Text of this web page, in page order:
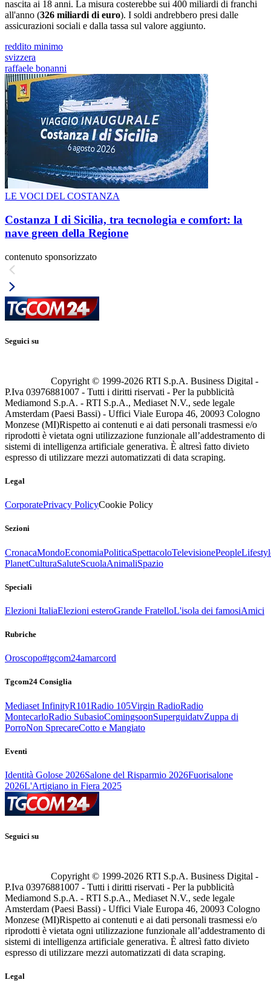
nascita ai 18 anni. La misura costerebbe sui 400 miliardi di franchi
all'anno (326 miliardi di euro). I soldi andrebbero presi dalle
assicurazioni sociali e dalla tassa sul valore aggiunto.
reddito minimo
svizzera
raffaele bonanni
LE VOCI DEL COSTANZA
Costanza I di Sicilia, tra tecnologia e comfort: la
nave green della Regione
contenuto sponsorizzato
Seguici su
Copyright © 1999-2026 RTI S.p.A. Business Digital -
P.Iva 03976881007 - Tutti i diritti riservati - Per la pubblicità
Mediamond S.p.A. - RTI S.p.A., Mediaset N.V., sede legale
Amsterdam (Paesi Bassi) - Uffici Viale Europa 46, 20093 Cologno
Monzese (MI)Rispetto ai contenuti e ai dati personali trasmessi e/o
riprodotti è vietata ogni utilizzazione funzionale all’addestramento di
sistemi di intelligenza artificiale generativa. È altresì fatto divieto
espresso di utilizzare mezzi automatizzati di data scraping.
Legal
CorporatePrivacy PolicyCookie Policy
Sezioni
CronacaMondoEconomiaPoliticaSpettacoloTelevisionePeople
PlanetCulturaSaluteScuolaAnimaliSpazio
Speciali
Elezioni ItaliaElezioni esteroGrande FratelloL'isola dei famosiAmici
Rubriche
Oroscopo#tgcom24amarcord
Tgcom24 Consiglia
Mediaset InfinityR101Radio 105Virgin RadioRadio
MontecarloRadio SubasioComingsoonSuperguidatvZuppa di
PorroNon SprecareCotto e Mangiato
Eventi
Identità Golose 2026Salone del Risparmio 2026Fuorisalone
2026L'Artigiano in Fiera 2025
Seguici su
Copyright © 1999-2026 RTI S.p.A. Business Digital -
P.Iva 03976881007 - Tutti i diritti riservati - Per la pubblicità
Mediamond S.p.A. - RTI S.p.A., Mediaset N.V., sede legale
Amsterdam (Paesi Bassi) - Uffici Viale Europa 46, 20093 Cologno
Monzese (MI)Rispetto ai contenuti e ai dati personali trasmessi e/o
riprodotti è vietata ogni utilizzazione funzionale all’addestramento di
sistemi di intelligenza artificiale generativa. È altresì fatto divieto
espresso di utilizzare mezzi automatizzati di data scraping.
Legal